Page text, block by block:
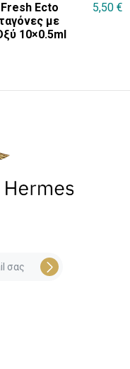
Ecto
με
10×0.5ml
5,50 €